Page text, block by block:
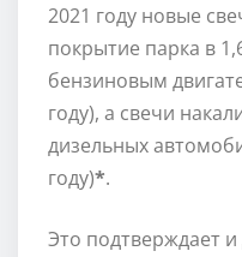
2021 году новые
покрытие парка в
бензиновым
году), а свечи
дизельных
году)*.
Это подтверждает и